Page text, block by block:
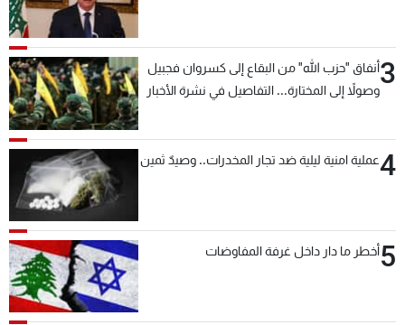
3أنفاق "حزب الله" من البقاع إلى كسروان فجبيل
وصولاً إلى المختارة... التفاصيل في نشرة الأخبار
4عملية امنية ليلية ضد تجار المخدرات.. وصيدٌ ثمين
5أخطر ما دار داخل غرفة المفاوضات